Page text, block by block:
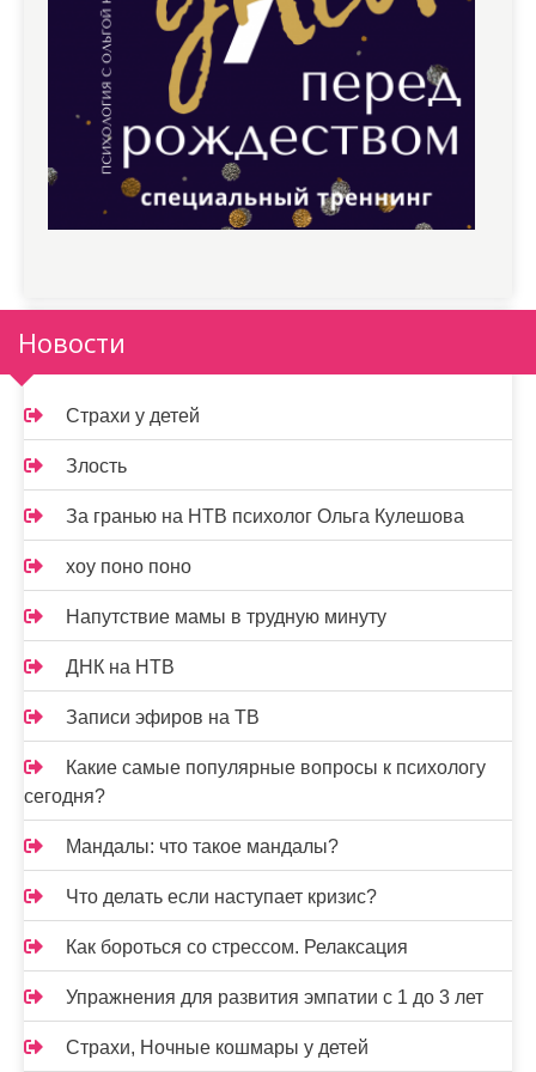
Новости
Страхи у детей
Злость
За гранью на НТВ психолог Ольга Кулешова
хоу поно поно
Напутствие мамы в трудную минуту
ДНК на НТВ
Записи эфиров на ТВ
Какие самые популярные вопросы к психологу
сегодня?
Мандалы: что такое мандалы?
Что делать если наступает кризис?
Как бороться со стрессом. Релаксация
Упражнения для развития эмпатии с 1 до 3 лет
Страхи, Ночные кошмары у детей